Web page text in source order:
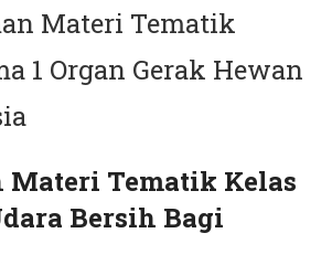
Materi Tematik Kelas
Bersih Bagi